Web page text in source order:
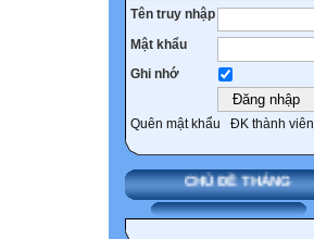
Tên truy nhập
Mật khẩu
Ghi nhớ
Quên mật khẩu ĐK thành viên
CHỦ ĐỀ THÁNG